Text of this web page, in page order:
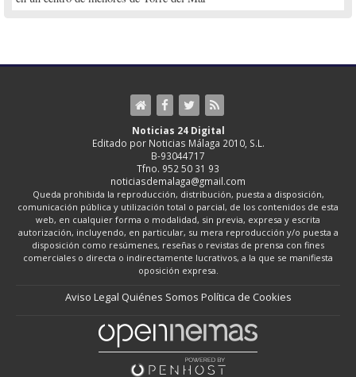
Noticias 24 Digital
Editado por Noticias Málaga 2010, S.L.
B-93044717
Tfno. 952 50 31 93
noticiasdemalaga@gmail.com
Queda prohibida la reproducción, distribución, puesta a disposición,
comunicación pública y utilización total o parcial, de los contenidos de esta
web, en cualquier forma o modalidad, sin previa, expresa y escrita
autorización, incluyendo, en particular, su mera reproducción y/o puesta a
disposición como resúmenes, reseñas o revistas de prensa con fines
comerciales o directa o indirectamente lucrativos, a la que se manifiesta
oposición expresa.
Aviso Legal Quiénes Somos Política de Cookies